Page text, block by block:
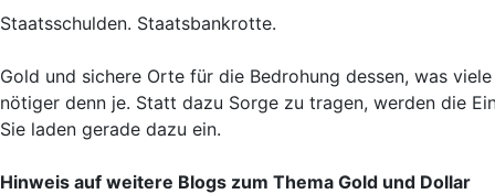
Staatsschulden. Staatsbankrotte.
Gold und sichere Orte für die Bedrohung dessen, was
nötiger denn je. Statt dazu Sorge zu tragen, werden die
Sie laden gerade dazu ein.
Hinweis auf weitere Blogs zum Thema Gold und Dollar